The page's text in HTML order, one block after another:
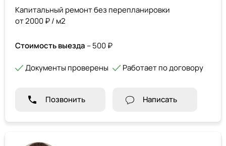
Капитальный ремонт без перепланировки
от 2000 ₽ / м2
Стоимость выезда – 500 ₽
Документы проверены Работает по договору
Позвонить Написать